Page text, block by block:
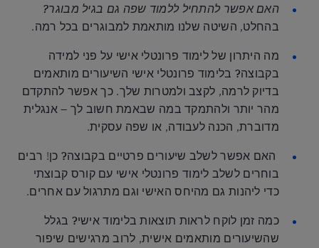
האם אפשר להתחיל ללמוד שפה גם בגיל מבוגר?
בהחלט, השיטה שלנו מותאמת למבוגרים בכל רמה.
מה היתרון של לימוד פרונטלי אישי על פני למידה
בקבוצה? בלימוד פרונטלי אישי השיעורים מותאמים
בדיוק לרמה, לקצב ולמטרות שלך. כך אפשר להתקדם
מהר יותר ולהתמקד במה שבאמת חשוב לך – אנגלית
מדוברת, הכנה לעבודה, או שפה עסקית.
האם אפשר לשלב שיעורים פרטיים בקבוצה? כן! רבים
בוחרים לשלב לימוד פרונטלי אישי עם קורס קבוצתי
כדי ליהנות גם מהיחס האישי וגם מתרגול עם אחרים.
כמה זמן לוקח לראות תוצאות בלימוד אישי? בגלל
שהשיעורים מותאמים אישית, לרוב מרגישים שיפור